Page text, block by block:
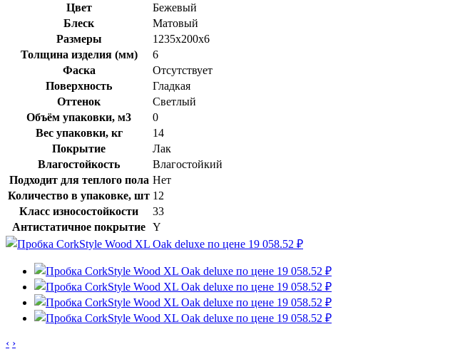
Цвет
Бежевый
Блеск
Матовый
Размеры
1235x200x6
Толщина изделия (мм)
6
Фаска
Отсутствует
Поверхность
Гладкая
Оттенок
Светлый
Объём упаковки, м3
0
Вес упаковки, кг
14
Покрытие
Лак
Влагостойкость
Влагостойкий
Подходит для теплого пола Нет
Количество в упаковке, шт 12
Класс износостойкости
33
Антистатичное покрытие Y
‹ ›